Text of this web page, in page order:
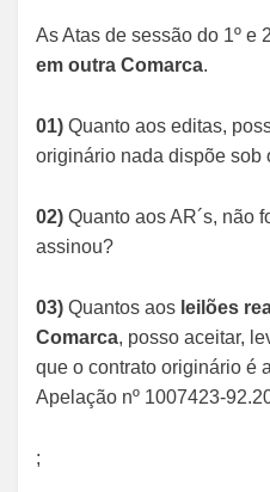
As Atas de sessão do 1º e
em outra Comarca.
01) Quanto aos editas,
originário nada dispõe sob
02) Quanto aos AR´s, não
assinou?
03) Quantos aos leilões
Comarca, posso aceitar,
que o contrato originário é
Apelação nº 1007423-
;